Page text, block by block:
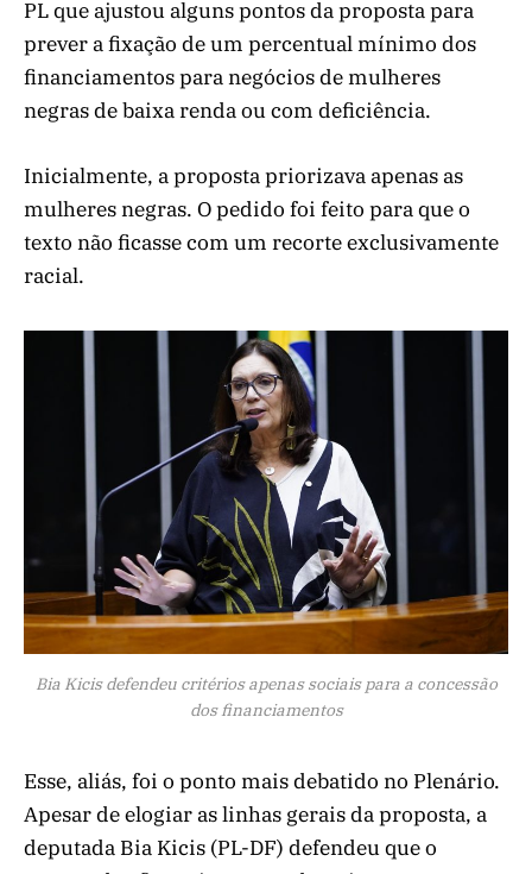
PL que ajustou alguns pontos da proposta para
prever a fixação de um percentual mínimo dos
financiamentos para negócios de mulheres
negras de baixa renda ou com deficiência.
Inicialmente, a proposta priorizava apenas as
mulheres negras. O pedido foi feito para que o
texto não ficasse com um recorte exclusivamente
racial.
Bia Kicis defendeu critérios apenas sociais para a concessão
dos financiamentos
Esse, aliás, foi o ponto mais debatido no Plenário.
Apesar de elogiar as linhas gerais da proposta, a
deputada Bia Kicis (PL-DF) defendeu que o